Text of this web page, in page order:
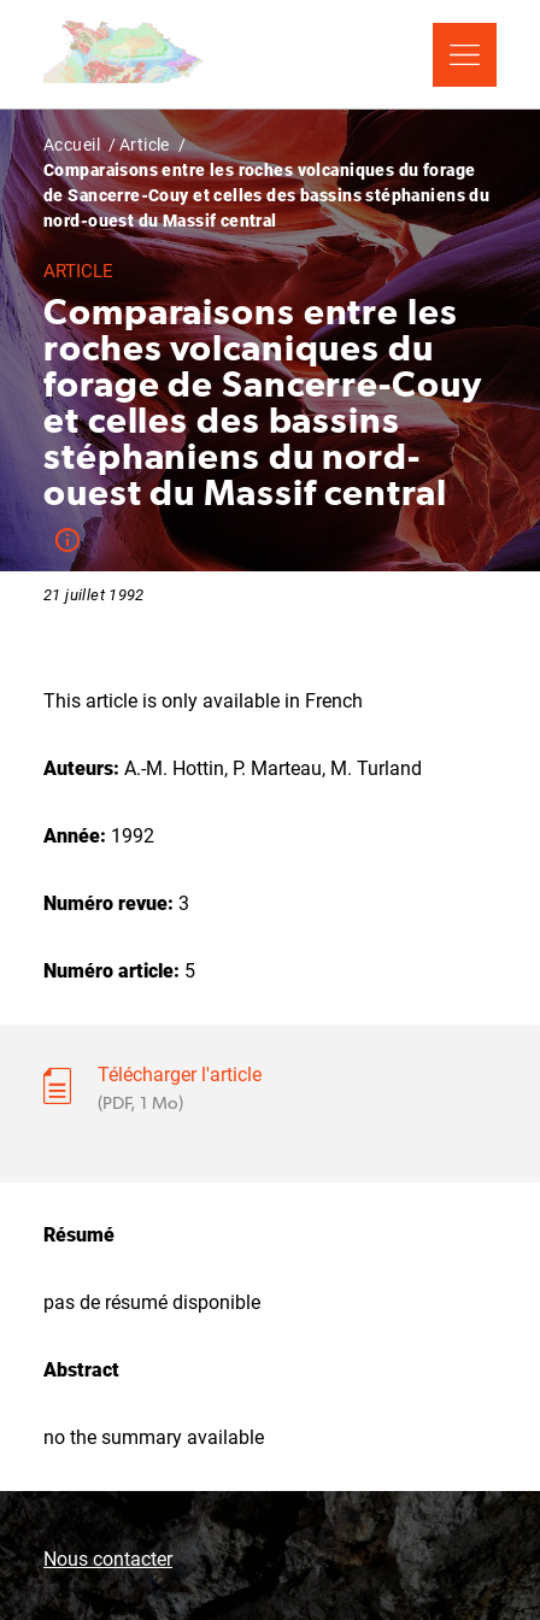
contenu
Fil
d'Ariane
Accueil
Article
Comparaisons entre les roches volcaniques du forage
de Sancerre-Couy et celles des bassins stéphaniens du
nord-ouest du Massif central
ARTICLE
Comparaisons entre les
roches volcaniques du
forage de Sancerre-Couy
et celles des bassins
stéphaniens du nord-
ouest du Massif central
21 juillet 1992
This article is only available in French
Auteurs: A.-M. Hottin, P. Marteau, M. Turland
Année: 1992
Numéro revue: 3
Numéro article: 5
Télécharger l'article
(PDF, 1 Mo)
Résumé
pas de résumé disponible
Abstract
no the summary available
Nous contacter